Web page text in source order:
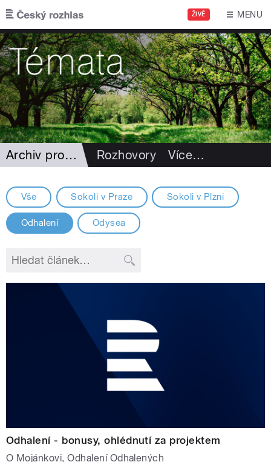
Přejít k hlavnímu obsahu
ŽIVĚ MENU
Archiv projektů Rozhovory Více…
Vše Sokoli v Praze Sokoli v Plzni
Odhalení Odysea
Odhalení - bonusy, ohlédnutí za projektem
O Mojánkovi, Odhalení Odhalených